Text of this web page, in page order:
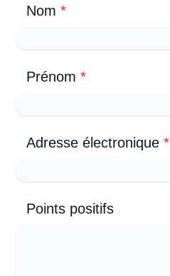
Nom*
Prénom*
Adresse électronique*
Points positifs